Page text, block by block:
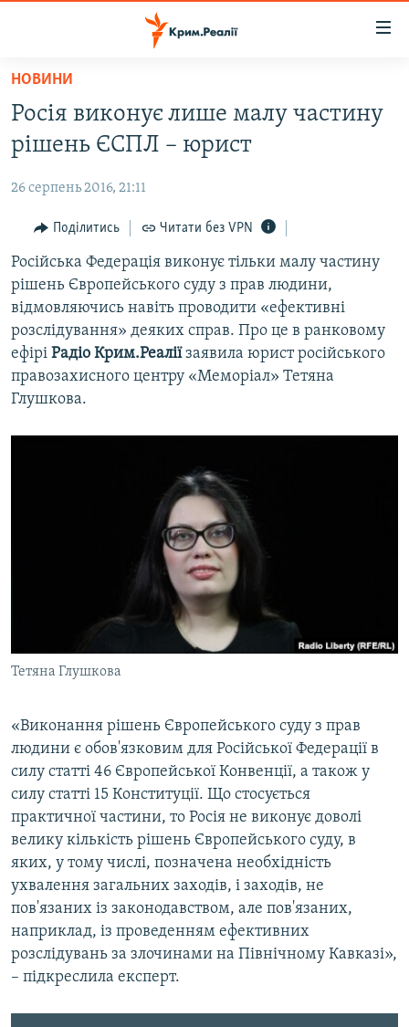
Перейти
основного
матеріалу
Перейти
до
навігації
Перейти
до
пошуку
ВІДЕО ТА ФОТО
ПОЛІТИКА
БЛОГИ
ПОГЛЯД
ІНТЕРВ'Ю
ВСЕ ЗА ДЕНЬ
СПЕЦПРОЕКТИ
ДЕПОРТАЦІЯ
УКРАЇНСЬКА ПРОБЛЕМА КРИМУ
ЯК ОБІЙТИ БЛОКУВАННЯ
Русский
НОВИНИ
Росія виконує лише малу частину
рішень ЄСПЛ – юрист
26 серпень 2016, 21:11
Поділитись Читати без VPN
Російська Федерація виконує тільки малу частину
рішень Європейського суду з прав людини,
відмовляючись навіть проводити «ефективні
розслідування» деяких справ. Про це в ранковому
ефірі Радіо Крим.Реаліїзаявила юрист російського
правозахисного центру «Меморіал» Тетяна
Глушкова.
Тетяна Глушкова
«Виконання рішень Європейського суду з прав
людини є обов'язковим для Російської Федерації в
силу статті 46 Європейської Конвенції, а також у
силу статті 15 Конституції. Що стосується
практичної частини, то Росія не виконує доволі
велику кількість рішень Європейського суду, в
яких, у тому числі, позначена необхідність
ухвалення загальних заходів, і заходів, не
пов'язаних із законодавством, але пов'язаних,
наприклад, із проведенням ефективних
розслідувань за злочинами на Північному Кавказі»,
– підкреслила експерт.